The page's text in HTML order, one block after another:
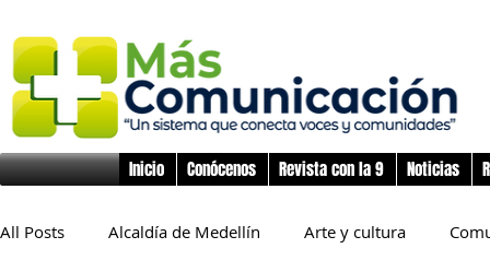
Inicio Conócenos Revista con la 9 Noticias
All Posts Alcaldía de Medellín Arte y cultura